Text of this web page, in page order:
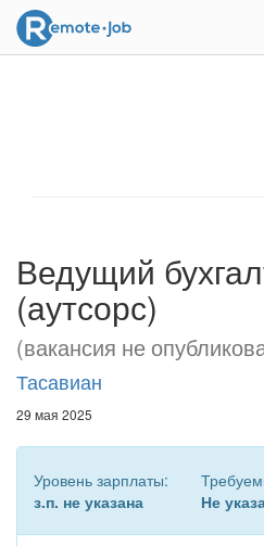
Ведущий
(аутсорс)
(вакансия не
Тасавиан
29 мая 2025
Уровень зарплаты:
з.п. не указана
Не